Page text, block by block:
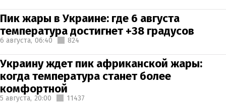
Пик жары в Украине: где 6 августа
температура достигнет +38 градусов
6 августа, 06:40 824
Украину ждет пик африканской жары:
когда температура станет более
комфортной
5 августа, 20:00 11437